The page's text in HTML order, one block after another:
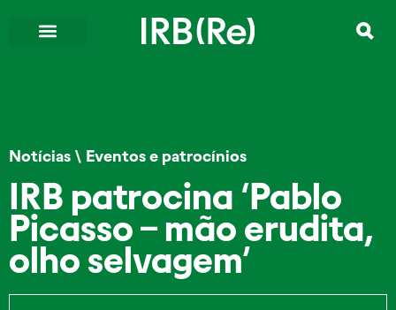
Notícias \ Eventos e patrocínios
IRB patrocina ‘Pablo
Picasso – mão erudita,
olho selvagem’